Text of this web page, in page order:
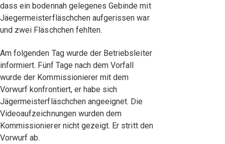
dass ein bodennah gelegenes Gebinde mit
Jäegermeisterfläschchen aufgerissen war
und zwei Fläschchen fehlten.
Am folgenden Tag wurde der Betriebsleiter
informiert. Fünf Tage nach dem Vorfall
wurde der Kommissionierer mit dem
Vorwurf konfrontiert, er habe sich
Jägermeisterfläschchen angeeignet. Die
Videoaufzeichnungen wurden dem
Kommissionierer nicht gezeigt. Er stritt den
Vorwurf ab.